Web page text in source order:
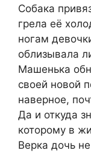
Собака
грела её
ногам
облизывала
Машенька
своей новой
наверное,
Да и откуда
которому в
Верка дочь